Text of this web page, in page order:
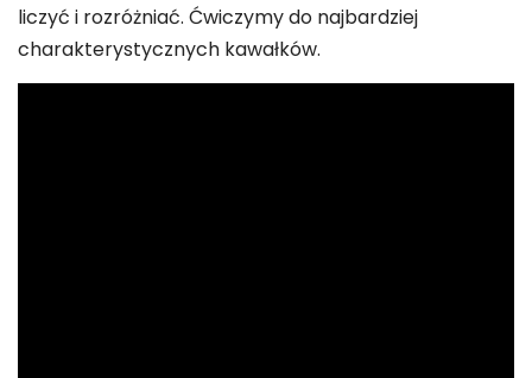
liczyć i rozróżniać. Ćwiczymy do najbardziej
charakterystycznych kawałków.